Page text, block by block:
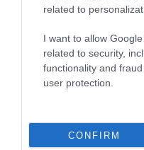
related to
I want to allow
related to security,
functionality and
user protection.
CONFIRM